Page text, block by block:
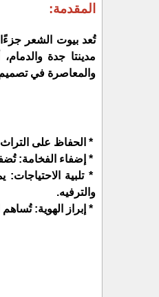
المقدمة:
تُعد بيوت الشعر
مدينتا جدة والدمام،
والمعاصرة في
* الحفاظ على
* إضفاء الفخامة:
* تلبية
والترفيه.
* إبراز الهوية: